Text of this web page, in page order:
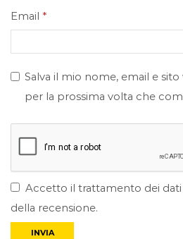
Email *
Salva il mio nome, email e
per la prossima volta che
Accetto il trattamento dei dati
della recensione.